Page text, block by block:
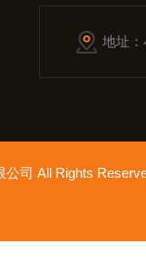
地址
公司 All Rights